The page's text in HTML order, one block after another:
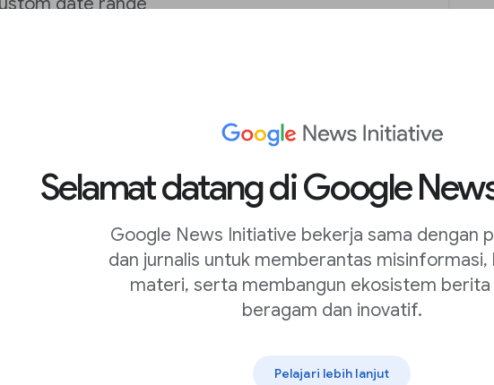
Selamat datang di Google
Google News Initiative bekerja sama dengan
dan jurnalis untuk memberantas misinformasi,
materi, serta membangun ekosistem berita
beragam dan inovatif.
Pelajari lebih lanjut